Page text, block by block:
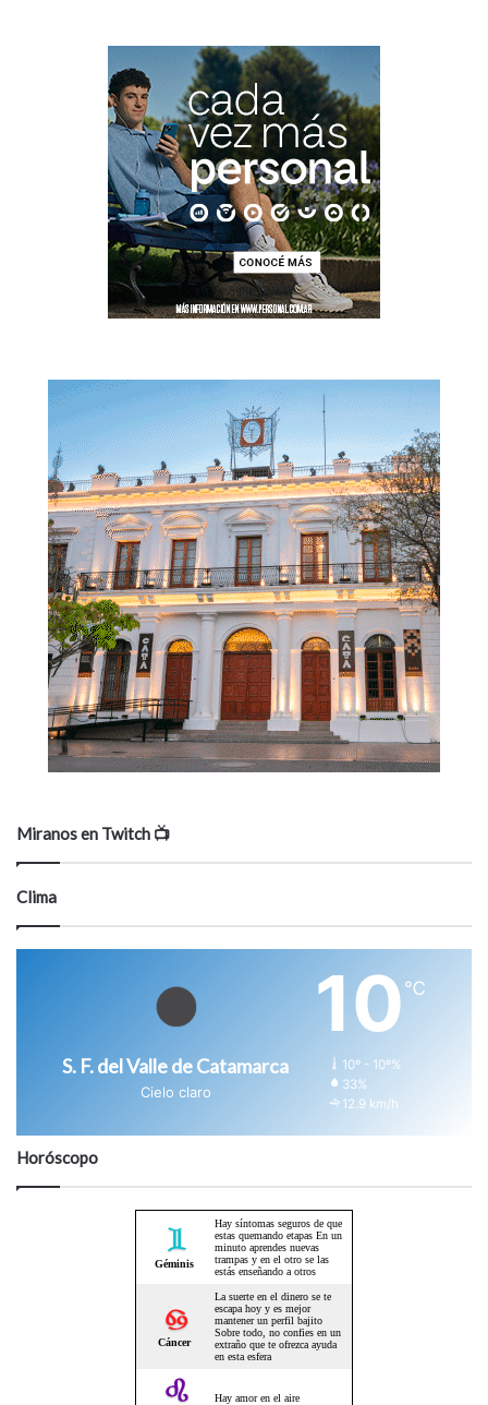
Miranos en Twitch 📺
Clima
S. F. del Valle de Catamarca
Cielo claro
10 ℃
10º - 10º%
33%
12.9 km/h
Horóscopo